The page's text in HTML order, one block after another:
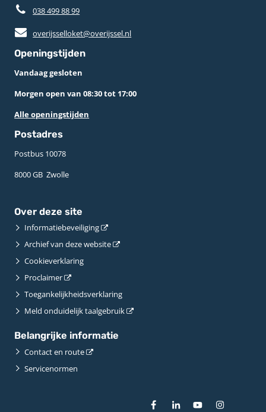
038 499 88 99
overijsselloket@overijssel.nl
Openingstijden
Vandaag gesloten
Morgen open van 08:30 tot 17:00
Alle openingstijden
Postadres
Postbus 10078 ­
8000 GB ­ Zwolle
Over deze site
Informatiebeveiliging
Archief van deze website
Cookieverklaring
Proclaimer
Toegankelijkheidsverklaring
Meld onduidelijk taalgebruik
Belangrijke informatie
Contact en route
Servicenormen